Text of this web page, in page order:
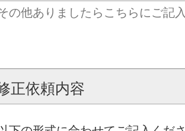
正依頼内容